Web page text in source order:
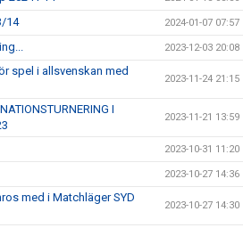
14 2024-01-07 07:57
2023-12-03 20:08
spel i allsvenskan med
2023-11-24 21:15
I
2023-11-21 13:59
2023-10-31 11:20
2023-10-27 14:36
med i Matchläger SYD
2023-10-27 14:30